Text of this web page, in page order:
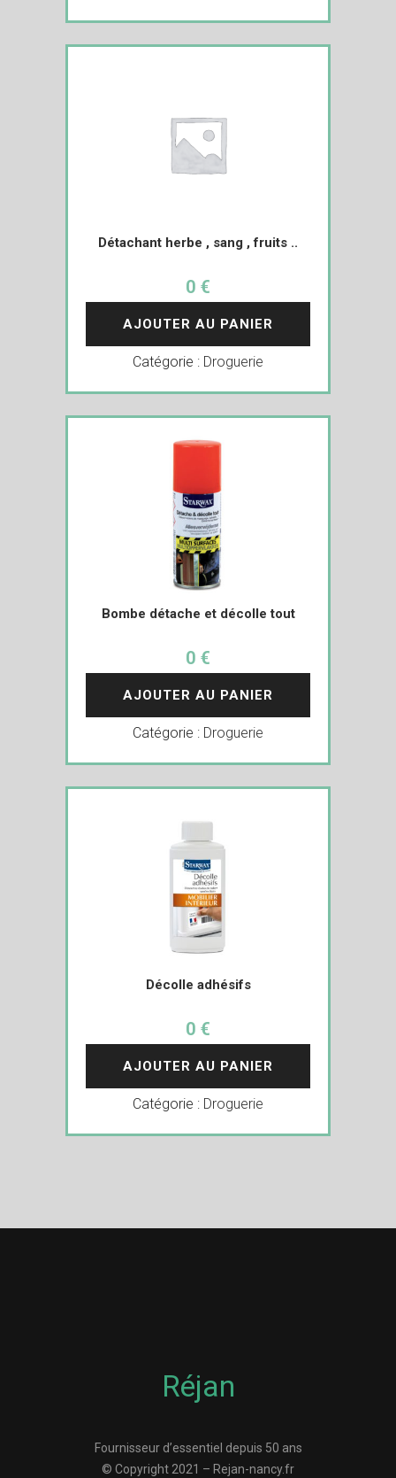
Détachant herbe , sang , fruits ..
0 €
AJOUTER AU PANIER
Catégorie : Droguerie
Bombe détache et décolle tout
0 €
AJOUTER AU PANIER
Catégorie : Droguerie
Décolle adhésifs
0 €
AJOUTER AU PANIER
Catégorie : Droguerie
Réjan
Fournisseur d’essentiel depuis 50 ans
© Copyright 2021 – Rejan-nancy.fr